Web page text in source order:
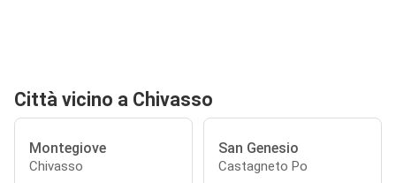
Città vicino a Chivasso
Montegiove
Chivasso
San Genesio
Castagneto Po